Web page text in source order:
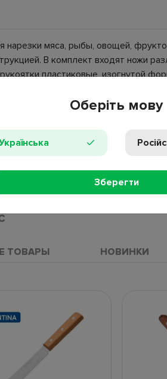
нарезки мяса, рыбы, овощей,
В комплект входят ножи
пластиковые, изогнутой
ножа. Набор ножей на подставке
ТОВАРЫ НОВИНКИ
Оберіть мову
Зберегти